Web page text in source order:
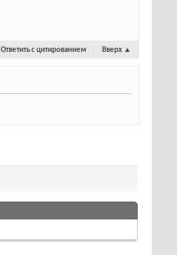
Ответить с цитированием Вверх ▲